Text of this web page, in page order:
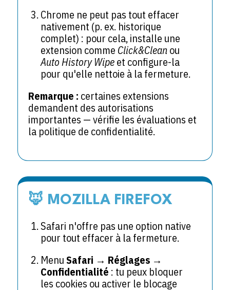
Chrome ne peut pas tout effacer
nativement (p. ex. historique
complet) : pour cela, installe une
extension comme Click&Clean ou
Auto History Wipeet configure-la
pour qu'elle nettoie à la fermeture.
Remarque : certaines extensions
demandent des autorisations
importantes — vérifie les évaluations et
la politique de confidentialité.
🦊 MOZILLA FIREFOX
Safari n'offre pas une option native
pour tout effacer à la fermeture.
MenuSafari → Réglages →
Confidentialité : tu peux bloquer
les cookies ou activer le blocage